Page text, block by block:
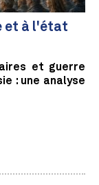
et à l'état
et guerre
: une analyse